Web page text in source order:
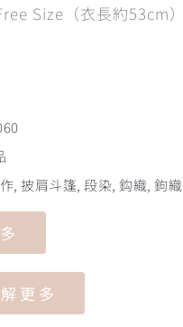
Size（衣長約53cm）
, 披肩斗篷, 段染, 鈎織, 鉤織
更多